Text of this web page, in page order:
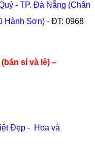
- TP. Đà Nẵng (Chân
Hành Sơn) - ĐT: 0968
sỉ và lẻ) –
Đẹp - Hoa và